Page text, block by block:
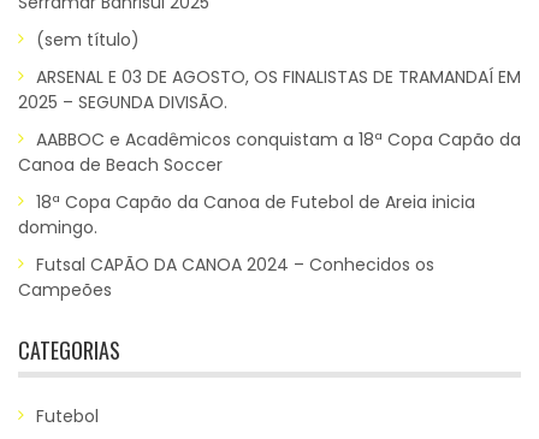
(sem título)
ARSENAL E 03 DE AGOSTO, OS FINALISTAS DE TRAMANDAÍ EM
2025 – SEGUNDA DIVISÃO.
AABBOC e Acadêmicos conquistam a 18ª Copa Capão da
Canoa de Beach Soccer
18ª Copa Capão da Canoa de Futebol de Areia inicia
domingo.
Futsal CAPÃO DA CANOA 2024 – Conhecidos os
Campeões
CATEGORIAS
Futebol